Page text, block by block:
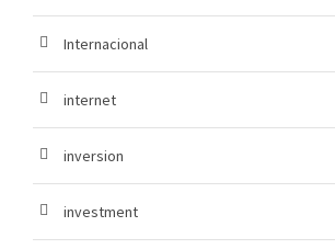
Internacional
internet
inversion
investment